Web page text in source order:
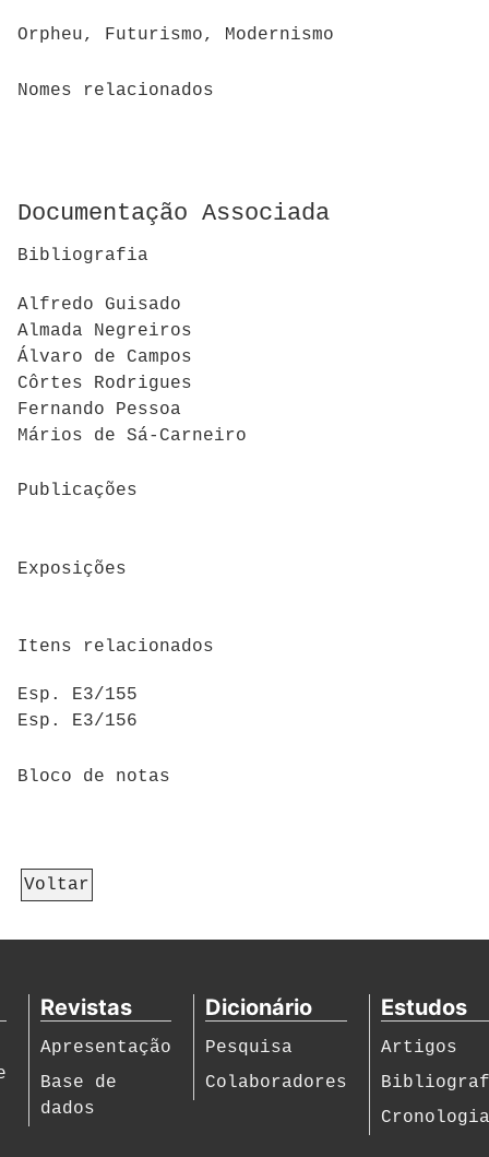
Orpheu, Futurismo, Modernismo
Nomes relacionados
Documentação Associada
Bibliografia
Alfredo Guisado
Almada Negreiros
Álvaro de Campos
Côrtes Rodrigues
Fernando Pessoa
Mários de Sá-Carneiro
Publicações
Exposições
Itens relacionados
Esp. E3/155
Esp. E3/156
Bloco de notas
Voltar
Revistas
Apresentação
Base de
dados
Dicionário
Pesquisa
Colaboradores
Estudos
Artigos